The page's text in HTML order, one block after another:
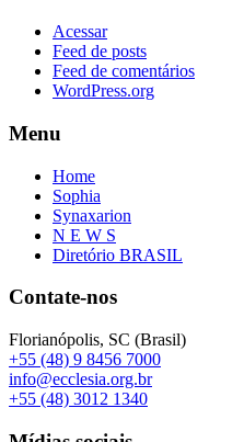
Acessar
Feed de posts
Feed de comentários
WordPress.org
Menu
Home
Sophia
Synaxarion
N E W S
Diretório BRASIL
Contate-nos
Florianópolis, SC (Brasil)
+55 (48) 9 8456 7000
info@ecclesia.org.br
+55 (48) 3012 1340